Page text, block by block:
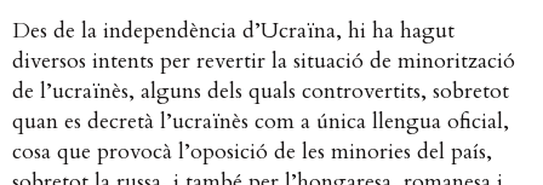
Des de la independència d’Ucraïna, hi ha hagut
diversos intents per revertir la situació de minorització
de l’ucraïnès, alguns dels quals controvertits, sobretot
quan es decretà l’ucraïnès com a única llengua oficial,
cosa que provocà l’oposició de les minories del país,